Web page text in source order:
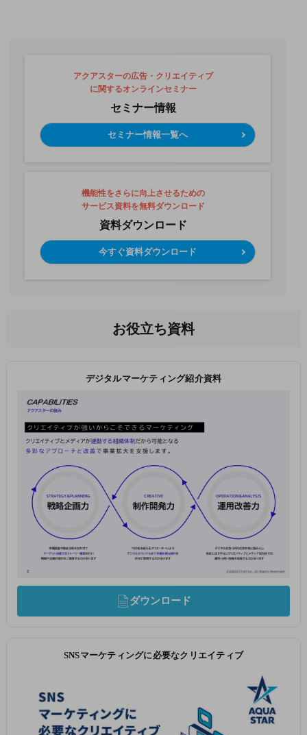
アクアスターの広告・クリエイティブ
に関するオンラインセミナー
セミナー情報
セミナー情報一覧へ
機能性をさらに向上させるための
サービス資料を無料ダウンロード
資料ダウンロード
今すぐ資料ダウンロード
お役立ち資料
デジタルマーケティング紹介資料
ダウンロード
SNSマーケティングに必要なクリエイティブ